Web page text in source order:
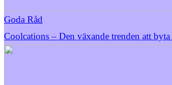
Goda Råd
Coolcations – Den växande trenden att